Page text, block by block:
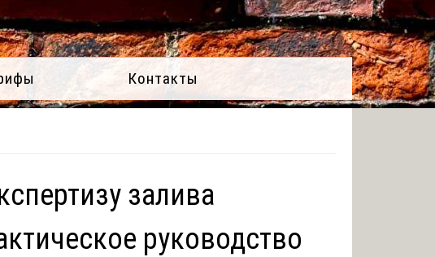
Контакты
залива
руководство